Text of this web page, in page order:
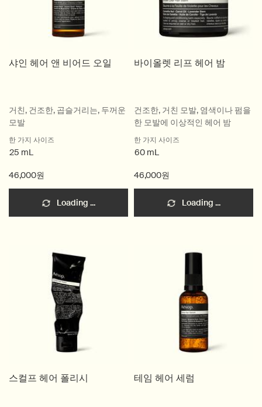
샤인 헤어 앤 비어드 오일
거친, 건조한, 곱슬거리는, 두꺼운
모발
한 가지 사이즈
25 mL
46,000원
Loading ...
바이올렛 리프 헤어 밤
건조한, 거친 모발, 염색이나 펌을
한 모발에 이상적인 헤어 밤
한 가지 사이즈
60 mL
46,000원
Loading ...
스컬프 헤어 폴리시 테임 헤어 세럼